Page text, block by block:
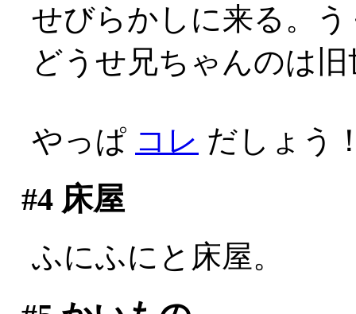
せびらかしに来る。う
どうせ兄ちゃんのは
やっぱ コレ だしょう
#4床屋
ふにふにと床屋。